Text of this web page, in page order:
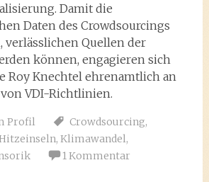
Damit die
Daten des Crowdsourcings
verlässlichen Quellen der
können, engagieren sich
Roy Knechtel ehrenamtlich an
VDI-Richtlinien.
Profil Crowdsourcing,
, Klimawandel,
1 Kommentar